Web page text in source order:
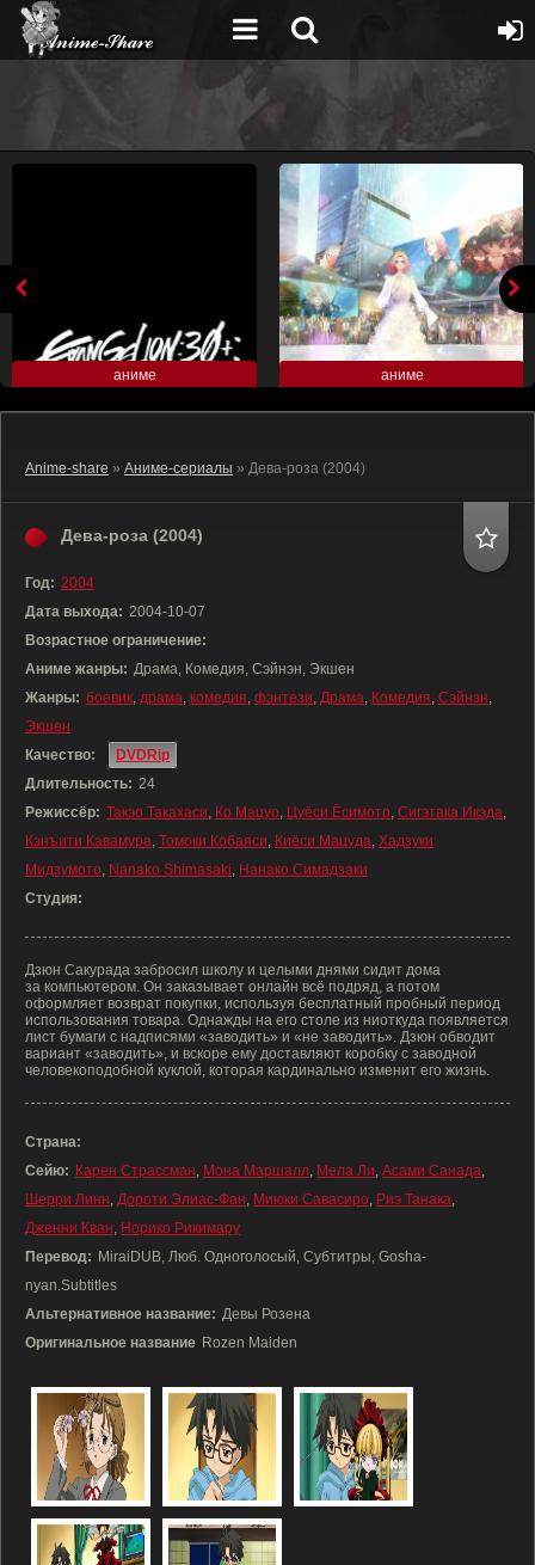
аниме аниме
Anime-share » Аниме-сериалы » Дева-роза (2004)
Дева-роза (2004)
Год: 2004
Дата выхода: 2004-10-07
Возрастное ограничение:
Аниме жанры: Драма, Комедия, Сэйнэн, Экшен
Жанры: боевик, драма, комедия, фэнтези, Драма, Комедия, Сэйнэн,
Экшен
Качество:
DVDRip
Длительность: 24
Режиссёр: Такэо Такахаси, Ко Мацуо, Цуёси Ёсимото, Сигэтака Икэда,
Кэнъити Кавамура, Томоки Кобаяси, Киёси Мацуда, Хадзуки
Мидзумото, Nanako Shimasaki, Нанако Симадзаки
Студия:
Дзюн Сакурада забросил школу и целыми днями сидит дома
за компьютером. Он заказывает онлайн всё подряд, а потом
оформляет возврат покупки, используя бесплатный пробный период
использования товара. Однажды на его столе из ниоткуда появляется
лист бумаги с надписями «заводить» и «не заводить». Дзюн обводит
вариант «заводить», и вскоре ему доставляют коробку с заводной
человекоподобной куклой, которая кардинально изменит его жизнь.
Страна:
Сейю: Карен Страссман, Мона Маршалл, Мела Ли, Асами Санада,
Шерри Линн, Дороти Элиас-Фан, Миюки Савасиро, Риэ Танака,
Дженни Кван, Норико Рикимару
Перевод: MiraiDUB, Люб. Одноголосый, Субтитры, Gosha-
nyan.Subtitles
Альтернативное название: Девы Розена
Оригинальное название Rozen Maiden